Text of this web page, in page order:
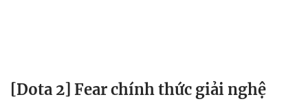
[Dota 2] Fear chính thức giải nghệ